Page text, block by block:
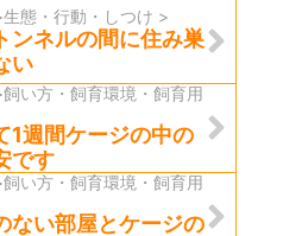
態・行動・しつけ >
ンネルの間に住み巣
い
い方・飼育環境・飼育用
1週間ケージの中の
です
い方・飼育環境・飼育用
ない部屋とケージの